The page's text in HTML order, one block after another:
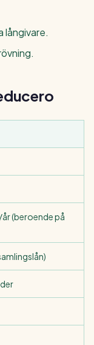
långivare.
(beroende på